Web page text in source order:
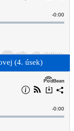
(4. úsek)